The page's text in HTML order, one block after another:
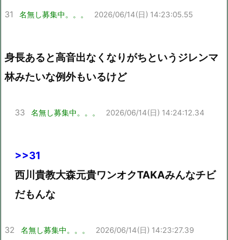
31 名無し募集中。。。 2026/06/14(日) 14:23:05.55
身長あると高音出なくなりがちというジレンマ
林みたいな例外もいるけど
33 名無し募集中。。。 2026/06/14(日) 14:24:12.34
>>31
西川貴教大森元貴ワンオクTAKAみんなチビ
だもんな
32 名無し募集中。。。 2026/06/14(日) 14:23:27.39